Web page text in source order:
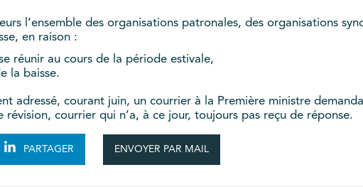
l’ensemble des organisations patronales, des organisations
en raison :
réunir au cours de la période estivale,
la baisse.
adressé, courant juin, un courrier à la Première ministre
révision, courrier qui n’a, à ce jour, toujours pas reçu de réponse.
PARTAGER ENVOYER PAR MAIL